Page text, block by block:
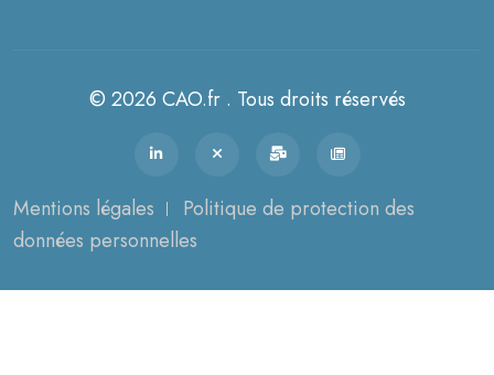
© 2026 CAO.fr . Tous droits réservés
Mentions légales
Politique de protection des
données personnelles